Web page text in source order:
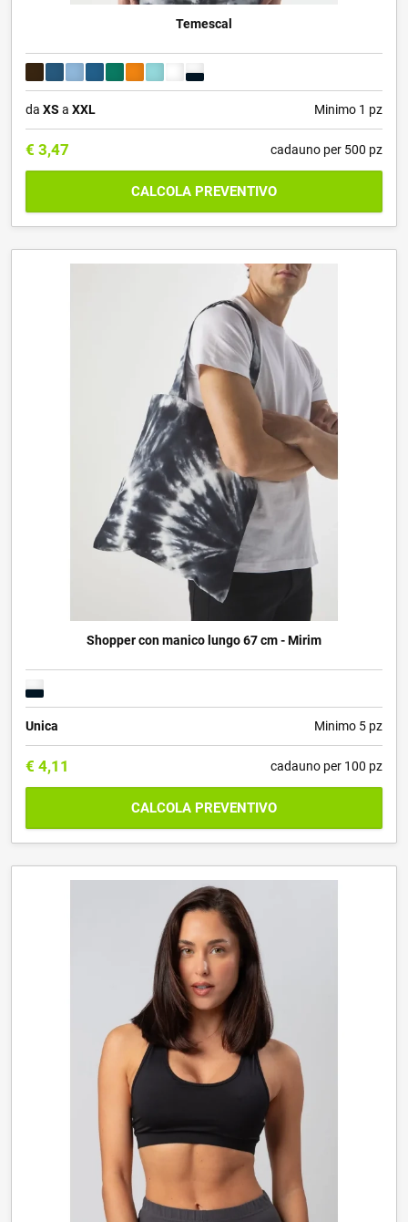
Temescal
da XS a XXL Minimo 1 pz
€ 3,47 cadauno per 500 pz
CALCOLA PREVENTIVO
Shopper con manico lungo 67 cm - Mirim
Unica Minimo 5 pz
€ 4,11 cadauno per 100 pz
CALCOLA PREVENTIVO